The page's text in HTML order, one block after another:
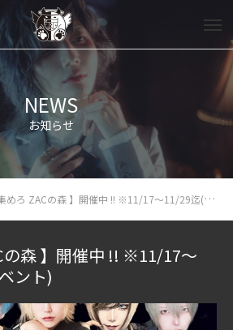
NEWS
お知らせ
ろ ZACの森 】開催中 !! ※11/17～11/29迄(期間イベント)
森 】開催中 !! ※11/17～
ント)